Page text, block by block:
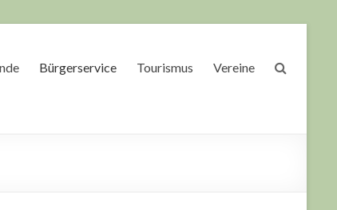
Bürgerservice Tourismus Vereine